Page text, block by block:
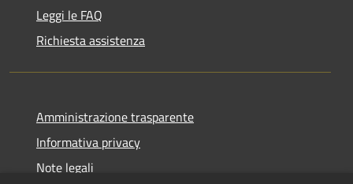
Leggi le FAQ
Richiesta assistenza
Amministrazione trasparente
Informativa privacy
Note legali